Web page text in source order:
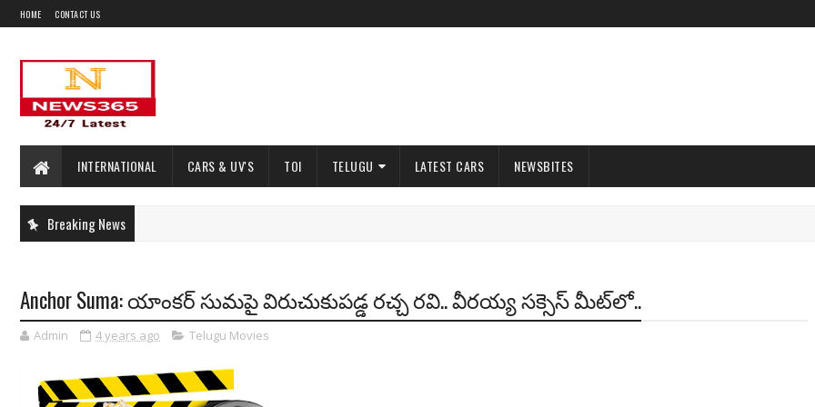
HOME CONTACT US
INTERNATIONAL CARS & UV'S TOI TELUGU LATEST CARS NEWSBITES
Breaking News
Anchor Suma: యాంకర్ సుమపై విరుచుకుపడ్డ రచ్చ రవి.. వీరయ్య సక్సెస్ మీట్‌లో..
Admin 4 years ago Telugu Movies